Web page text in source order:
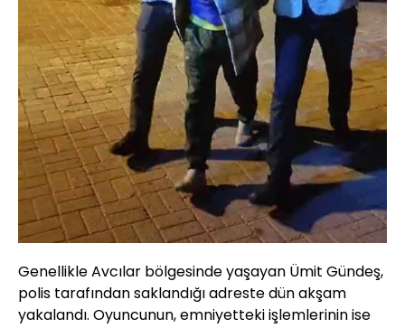
Genellikle Avcılar bölgesinde yaşayan Ümit Gündeş,
polis tarafından saklandığı adreste dün akşam
yakalandı. Oyuncunun, emniyetteki işlemlerinin ise